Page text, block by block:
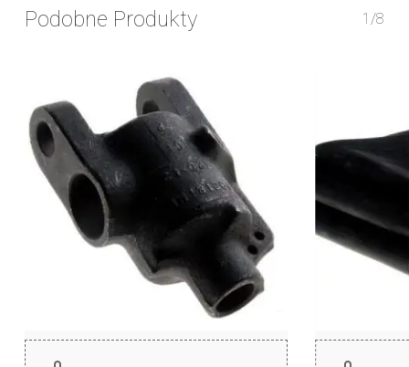
Podobne Produkty 1/8